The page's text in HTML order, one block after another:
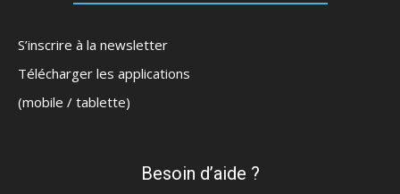
S’inscrire à la newsletter
Télécharger les applications
(mobile / tablette)
Besoin d’aide ?